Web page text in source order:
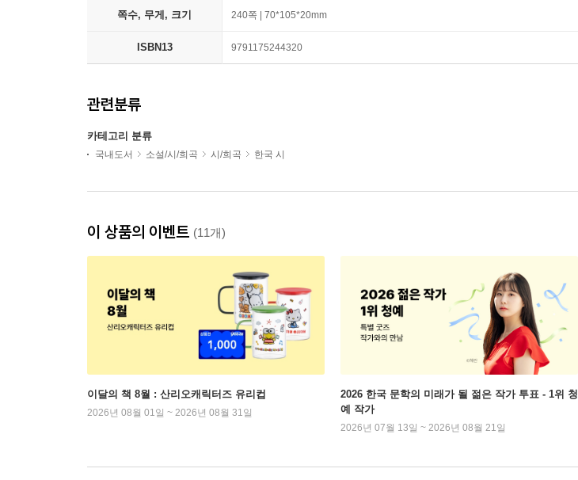
쪽수, 무게, 크기 240쪽 | 70*105*20mm
ISBN13 9791175244320
관련분류
카테고리 분류
국내도서 소설/시/희곡 시/희곡 한국 시
이 상품의 이벤트 (11개)
이달의 책 8월 : 산리오캐릭터즈 유리컵
2026년 08월 01일 ~ 2026년 08월 31일
2026 한국 문학의 미래가 될 젊은 작가 투표 - 1위 청
예 작가
2026년 07월 13일 ~ 2026년 08월 21일